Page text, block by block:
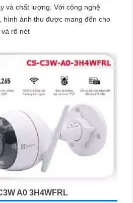
Với công nghệ
hình ảnh thu được mang đến cho
rõ nét
A0 3H4WFRL